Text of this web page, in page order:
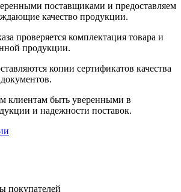
поставщиками и предоставляем
качество продукции.
проверяется комплектация товара и
продукции.
копии сертификатов качества
клиентам быть уверенными в
и надежности поставок.
покупателей